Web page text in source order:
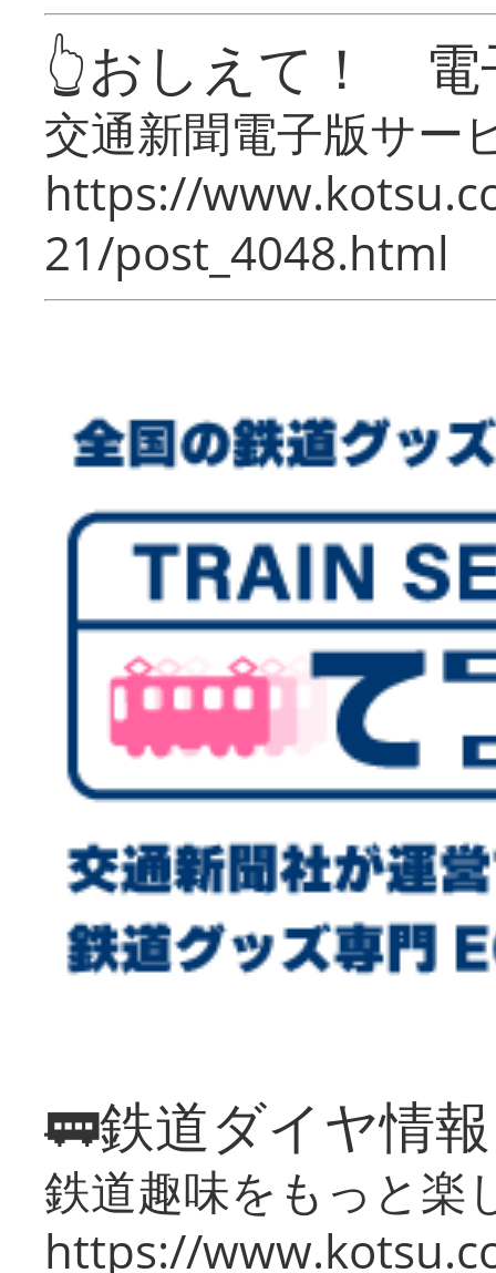
👆おしえて！ 電
交通新聞電子版サー
https://
21/post_4048.html
🚃鉄道ダイヤ情
鉄道趣味をもっと楽
https://